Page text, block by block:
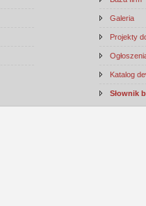
Galeria
Projekty
Katalog
Słownik